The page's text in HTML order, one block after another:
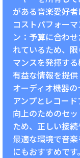
がある音楽愛好者
コストパフォー
ン：予算に合わ
れているため、
マンスを発揮する
有益な情報を提供
オーディオ機器
アンプとレコー
向上のためのセ
ため、正しい接
最適な環境で音
にもおすすめです。